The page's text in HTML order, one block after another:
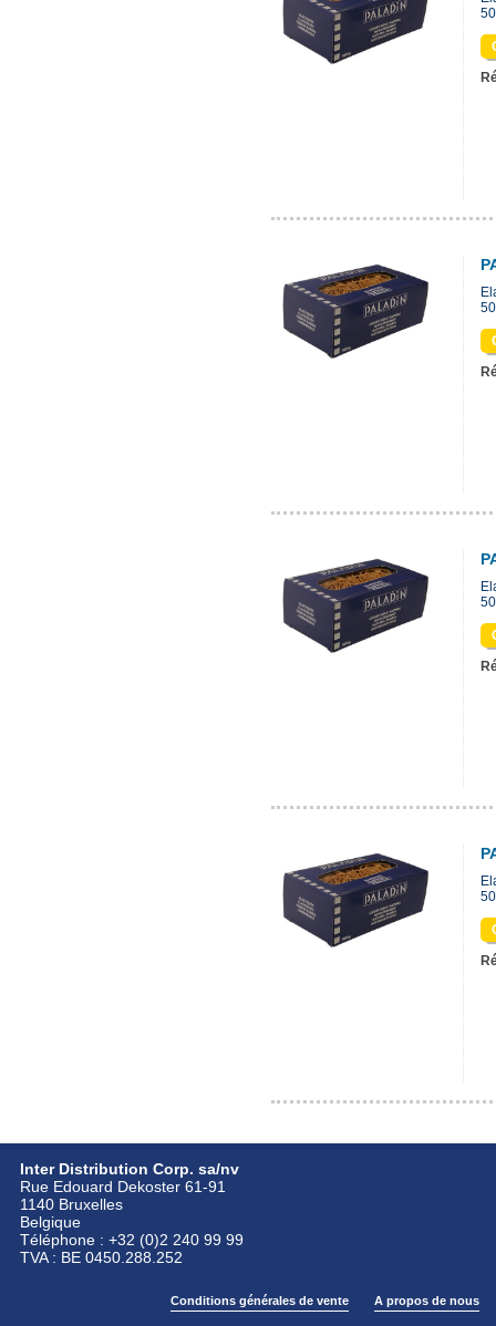
Inter Distribution Corp. sa/nv
Rue Edouard Dekoster 61-91
1140 Bruxelles
Belgique
Téléphone : +32 (0)2 240 99 99
TVA : BE 0450.288.252
Conditions générales de vente A propos de nous